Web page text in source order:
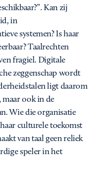
Kan zij
in
systemen? Is haar
Taalrechten
fragiel. Digitale
zeggenschap wordt
ligt daarom
maar ook in de
Wie die organisatie
culturele toekomst
van taal geen reliek
speler in het